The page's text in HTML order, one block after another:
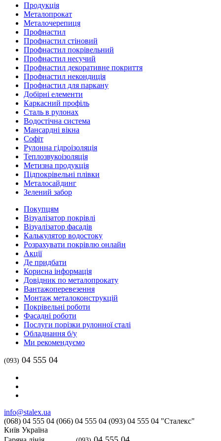
Продукція
Металопрокат
Металочерепиця
Профнастил
Профнастил стіновий
Профнастил покрівельний
Профнастил несучий
Профнастил декоративне покриття
Профнастил некондиція
Профнастил для паркану
Добірні елементи
Каркасний профіль
Сталь в рулонах
Водостічна система
Мансардні вікна
Софіт
Рулонна гідроізоляція
Теплозвукоізоляція
Метизна продукція
Підпокрівельні плівки
Металосайдинг
Зелений забор
Покупцям
Візуалізатор покрівлі
Візуалізатор фасадів
Калькулятор водостоку
Розрахувати покрівлю онлайн
Акції
Де придбати
Корисна інформація
Довідник по металопрокату
Вантажоперевезення
Монтаж металоконструкцій
Покрівельні роботи
Фасадні роботи
Послуги порізки рулонної сталі
Обладнання б/у
Ми рекомендуємо
(093) 04 555 04
info@stalex.ua
(068) 04 555 04 (066) 04 555 04 (093) 04 555 04 "Сталекс"
Київ Україна